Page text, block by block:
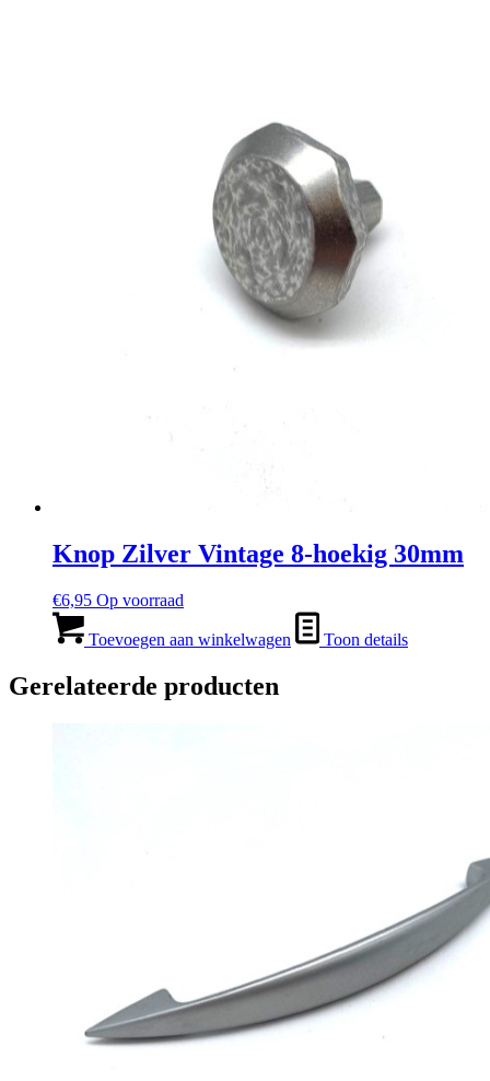
Knop Zilver Vintage 8-hoekig 30mm
€6,95 Op voorraad
Toevoegen aan winkelwagen Toon details
Gerelateerde producten